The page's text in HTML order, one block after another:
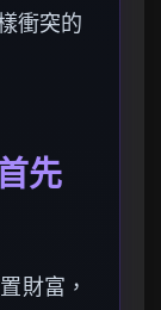
衝突的
先
財富，